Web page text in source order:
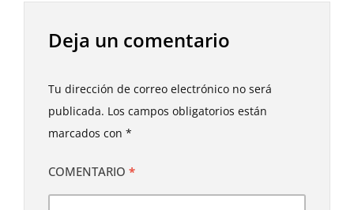
Deja un comentario
Tu dirección de correo electrónico no será
publicada. Los campos obligatorios están
marcados con *
COMENTARIO *